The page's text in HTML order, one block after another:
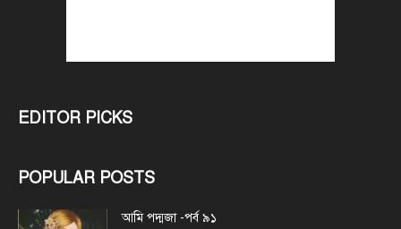
EDITOR PICKS
POPULAR POSTS
আমি পদ্মজা -পর্ব ৯১